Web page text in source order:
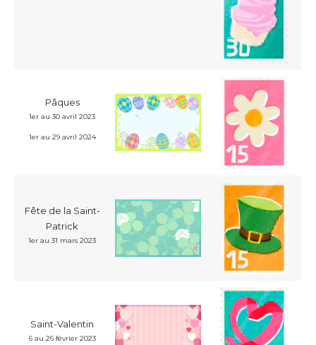
Pâques
1er au 30 avril 2023
1er au 29 avril 2024
Fête de la Saint-
Patrick
1er au 31 mars 2023
Saint-Valentin
6 au 26 février 2023